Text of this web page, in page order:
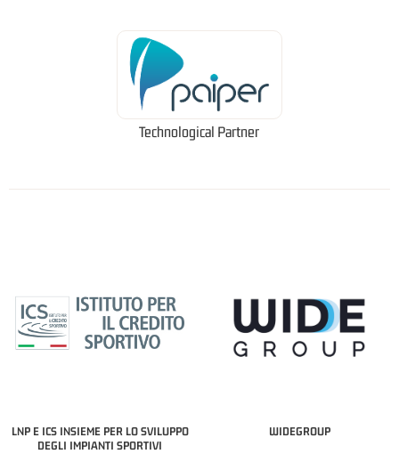
Technological Partner
LNP E ICS INSIEME PER LO SVILUPPO
DEGLI IMPIANTI SPORTIVI
WIDEGROUP